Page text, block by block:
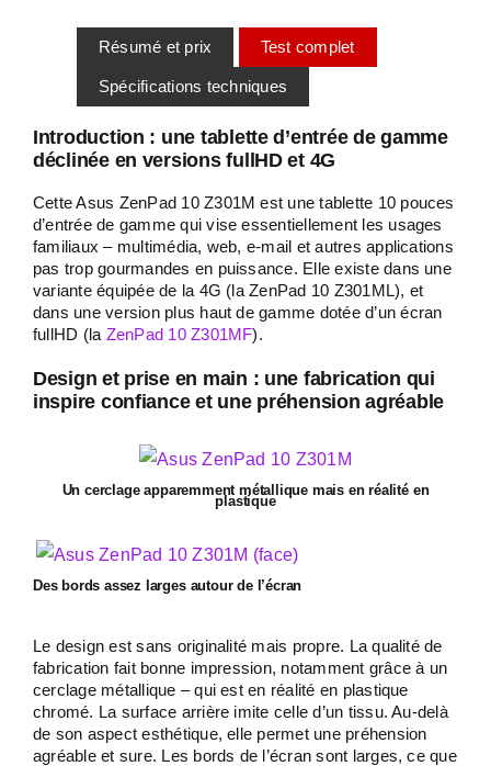
Résumé et prix Test complet
Spécifications techniques
Introduction : une tablette d’entrée de gamme
déclinée en versions fullHD et 4G
Cette Asus ZenPad 10 Z301M est une tablette 10 pouces
d’entrée de gamme qui vise essentiellement les usages
familiaux – multimédia, web, e-mail et autres applications
pas trop gourmandes en puissance. Elle existe dans une
variante équipée de la 4G (la ZenPad 10 Z301ML), et
dans une version plus haut de gamme dotée d’un écran
fullHD (la ZenPad 10 Z301MF).
Design et prise en main : une fabrication qui
inspire confiance et une préhension agréable
Un cerclage apparemment métallique mais en réalité en
plastique
Des bords assez larges autour de l’écran
Le design est sans originalité mais propre. La qualité de
fabrication fait bonne impression, notamment grâce à un
cerclage métallique – qui est en réalité en plastique
chromé. La surface arrière imite celle d’un tissu. Au-delà
de son aspect esthétique, elle permet une préhension
agréable et sure. Les bords de l’écran sont larges, ce que